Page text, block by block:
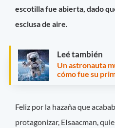
escotilla fue abierta, dado
esclusa de aire.
Leé también
Un astronauta
cómo fue su
Feliz por la hazaña que
protagonizar, EIsaacman,